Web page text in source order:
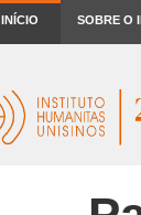
INÍCIO SOBRE O